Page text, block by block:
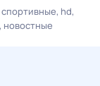
спортивные hd
новостные